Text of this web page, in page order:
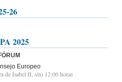
26
2025
Europeo
de Isabel II, s/n) 12:00 horas